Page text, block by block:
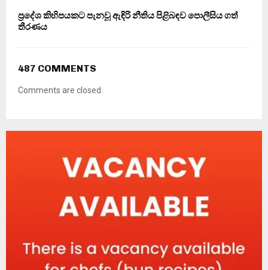
ප්‍රදේශ කිහිපයකට පැනවූ ඇඳිරි නීතිය පිළිබඳව පොලීසිය ගත්
තීරණය
487 COMMENTS
Comments are closed.